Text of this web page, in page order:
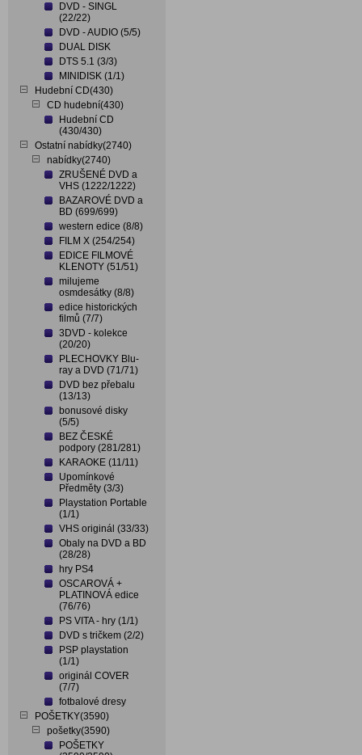
DVD - SINGL
(22/22)
DVD - AUDIO (5/5)
DUAL DISK
DTS 5.1 (3/3)
MINIDISK (1/1)
Hudební CD(430)
CD hudební(430)
Hudební CD
(430/430)
Ostatní nabídky(2740)
nabídky(2740)
ZRUŠENÉ DVD a
VHS (1222/1222)
BAZAROVÉ DVD a
BD (699/699)
western edice (8/8)
FILM X (254/254)
EDICE FILMOVÉ
KLENOTY (51/51)
milujeme
osmdesátky (8/8)
edice historických
filmů (7/7)
3DVD - kolekce
(20/20)
PLECHOVKY Blu-
ray a DVD (71/71)
DVD bez přebalu
(13/13)
bonusové disky
(5/5)
BEZ ČESKÉ
podpory (281/281)
KARAOKE (11/11)
Upomínkové
Předměty (3/3)
Playstation Portable
(1/1)
VHS originál (33/33)
Obaly na DVD a BD
(28/28)
hry PS4
OSCAROVÁ +
PLATINOVÁ edice
(76/76)
PS VITA - hry (1/1)
DVD s tričkem (2/2)
PSP playstation
(1/1)
originál COVER
(7/7)
fotbalové dresy
POŠETKY(3590)
pošetky(3590)
POŠETKY